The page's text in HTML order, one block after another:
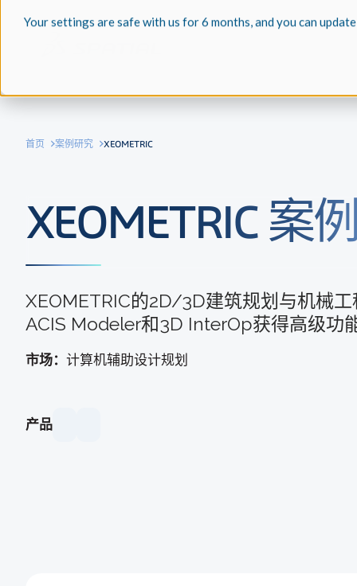
Your settings are safe with us for 6 months, and you can
首页 案例研究 XEOMETRIC
XEOMETRIC 案
XEOMETRIC的2D/3D建筑规划与机械
ACIS Modeler和3D InterOp获得高级功
市场： 计算机辅助设计规划
产品